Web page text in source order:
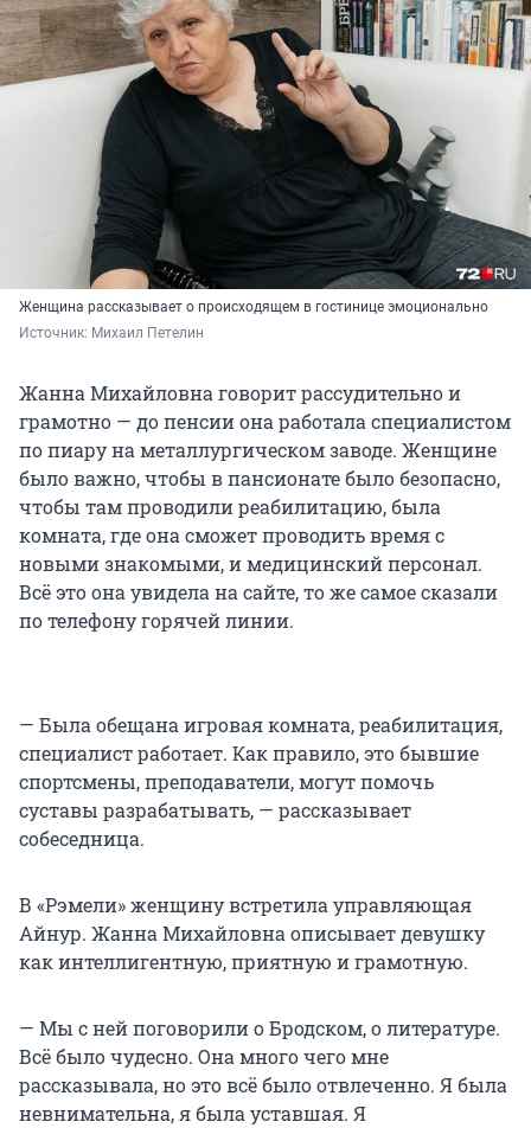
Женщина рассказывает о происходящем в гостинице эмоционально
Источник: Михаил Петелин
Жанна Михайловна говорит рассудительно и
грамотно — до пенсии она работала специалистом
по пиару на металлургическом заводе. Женщине
было важно, чтобы в пансионате было безопасно,
чтобы там проводили реабилитацию, была
комната, где она сможет проводить время с
новыми знакомыми, и медицинский персонал.
Всё это она увидела на сайте, то же самое сказали
по телефону горячей линии.
— Была обещана игровая комната, реабилитация,
специалист работает. Как правило, это бывшие
спортсмены, преподаватели, могут помочь
суставы разрабатывать, — рассказывает
собеседница.
В «Рэмели» женщину встретила управляющая
Айнур. Жанна Михайловна описывает девушку
как интеллигентную, приятную и грамотную.
— Мы с ней поговорили о Бродском, о литературе.
Всё было чудесно. Она много чего мне
рассказывала, но это всё было отвлеченно. Я была
невнимательна, я была уставшая. Я